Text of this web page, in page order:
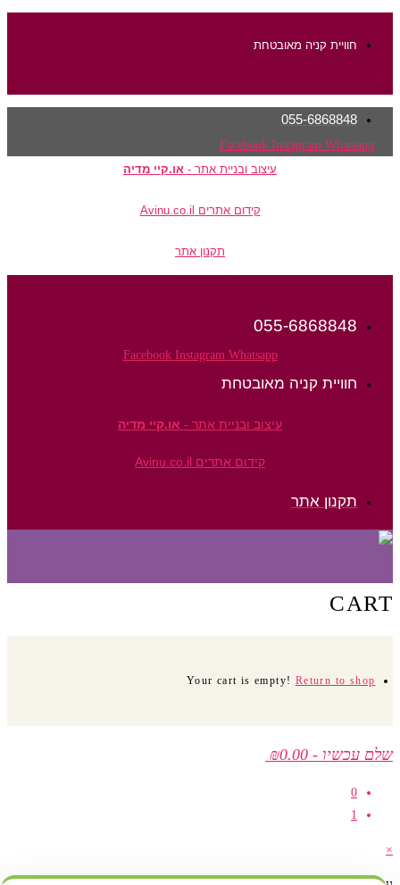
חוויית קניה מאובטחת
055-6868848
Facebook Instagram Whatsapp
עיצוב ובניית אתר -או.קיי מדיה
קידום אתרים Avinu.co.il
תקנון אתר
055-6868848
Facebook Instagram Whatsapp
חוויית קניה מאובטחת
עיצוב ובניית אתר -או.קיי מדיה
קידום אתרים Avinu.co.il
תקנון אתר
CART
Your cart is empty!Return to shop
שלם עכשיו -
₪0.00
0
×